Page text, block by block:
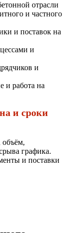
отрасли
и частного
и поставок на
и
и
и работа на
и сроки
графика.
и поставки